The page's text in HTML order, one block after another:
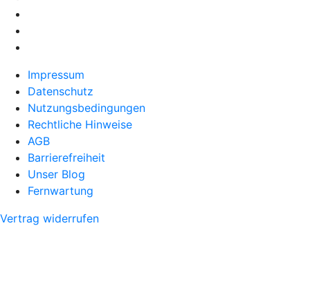
Impressum
Datenschutz
Nutzungsbedingungen
Rechtliche Hinweise
AGB
Barrierefreiheit
Unser Blog
Fernwartung
Vertrag widerrufen